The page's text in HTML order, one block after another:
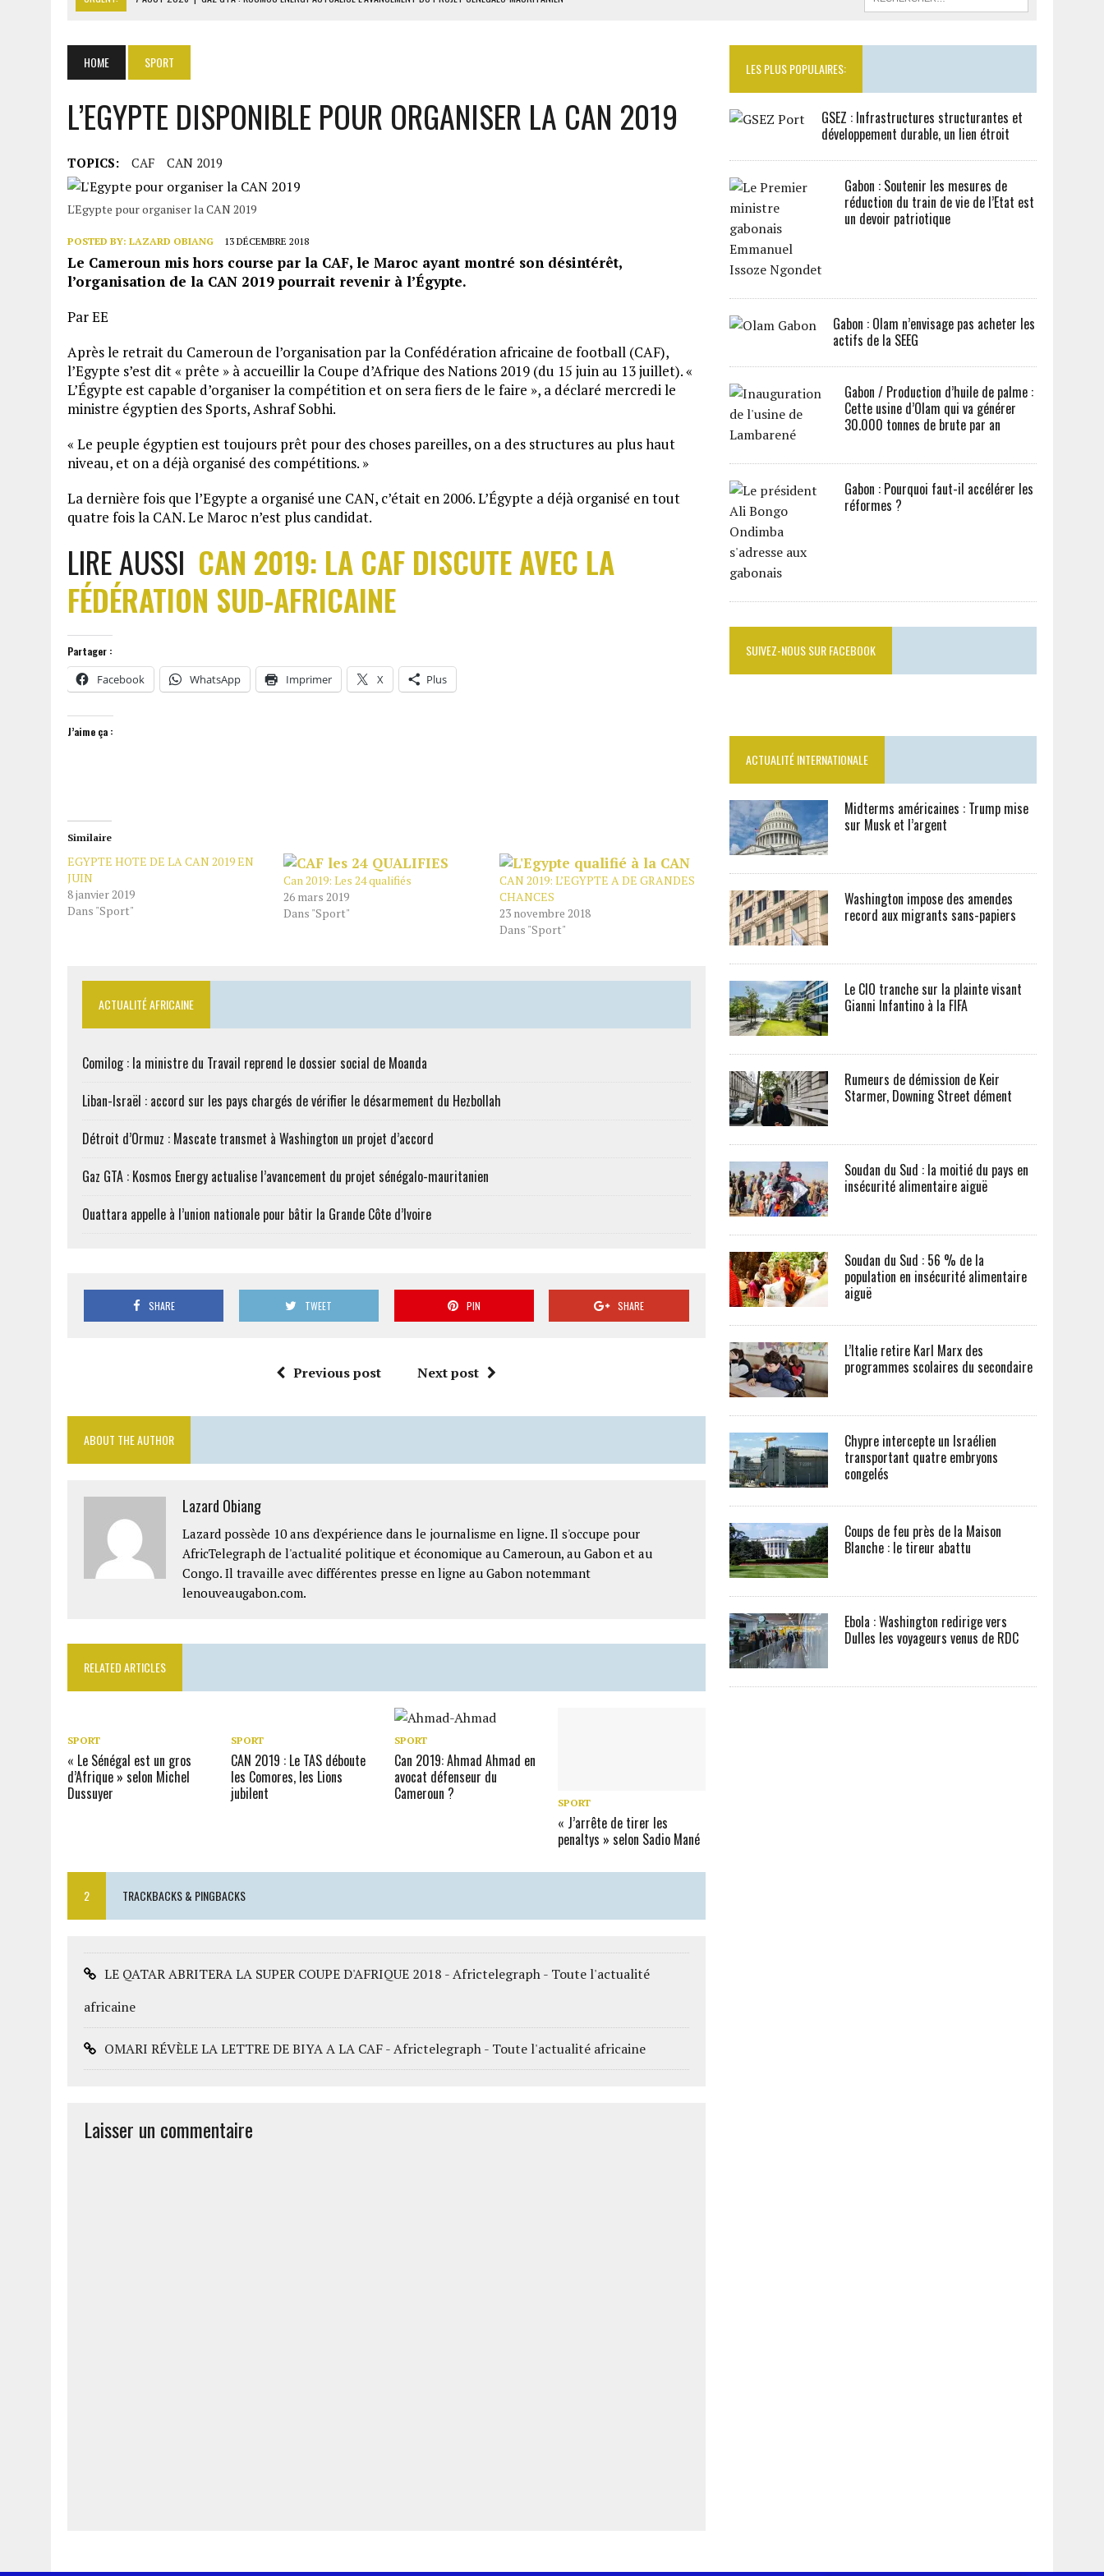
8 AOÛT 2026 | LIBAN-ISRAËL : ACCORD SUR LES PAYS CHARGÉS DE VÉRIFIER LE DÉSARMEMENT DU HEZBOLLAH
8 AOÛT 2026 | DÉTROIT D’ORMUZ : MASCATE TRANSMET À WASHINGTON UN PROJET D’ACCORD
HOME SPORT
L’EGYPTE DISPONIBLE POUR ORGANISER LA CAN 2019
TOPICS: CAF CAN 2019
L'Egypte pour organiser la CAN 2019
POSTED BY: LAZARD OBIANG 13 DÉCEMBRE 2018
Le Cameroun mis hors course par la CAF, le Maroc ayant montré son désintérêt,
l’organisation de la CAN 2019 pourrait revenir à l’Égypte.
Par EE
Après le retrait du Cameroun de l’organisation par la Confédération africaine de football (CAF),
l’Egypte s’est dit « prête » à accueillir la Coupe d’Afrique des Nations 2019 (du 15 juin au 13 juillet). «
L’Égypte est capable d’organiser la compétition et on sera fiers de le faire », a déclaré mercredi le
ministre égyptien des Sports, Ashraf Sobhi.
« Le peuple égyptien est toujours prêt pour des choses pareilles, on a des structures au plus haut
niveau, et on a déjà organisé des compétitions. »
La dernière fois que l’Egypte a organisé une CAN, c’était en 2006. L’Égypte a déjà organisé en tout
quatre fois la CAN. Le Maroc n’est plus candidat.
LIRE AUSSI CAN 2019: LA CAF DISCUTE AVEC LA
FÉDÉRATION SUD-AFRICAINE
Partager :
Facebook WhatsApp Imprimer X Plus
J’aime ça :
Similaire
EGYPTE HOTE DE LA CAN 2019 EN
JUIN
8 janvier 2019
Dans "Sport"
Can 2019: Les 24 qualifiés
26 mars 2019
Dans "Sport"
CAN 2019: L’EGYPTE A DE GRANDES
CHANCES
23 novembre 2018
Dans "Sport"
ACTUALITÉ AFRICAINE
Comilog : la ministre du Travail reprend le dossier social de Moanda
Liban-Israël : accord sur les pays chargés de vérifier le désarmement du Hezbollah
Détroit d’Ormuz : Mascate transmet à Washington un projet d’accord
Gaz GTA : Kosmos Energy actualise l’avancement du projet sénégalo-mauritanien
Ouattara appelle à l’union nationale pour bâtir la Grande Côte d’Ivoire
SHARE TWEET PIN SHARE
Previous post Next post
ABOUT THE AUTHOR
Lazard Obiang
Lazard possède 10 ans d'expérience dans le journalisme en ligne. Il s'occupe pour
AfricTelegraph de l'actualité politique et économique au Cameroun, au Gabon et au
Congo. Il travaille avec différentes presse en ligne au Gabon notemmant
lenouveaugabon.com.
RELATED ARTICLES
SPORT
« Le Sénégal est un gros
d’Afrique » selon Michel
Dussuyer
SPORT
CAN 2019 : Le TAS déboute
les Comores, les Lions
jubilent
SPORT
Can 2019: Ahmad Ahmad en
avocat défenseur du
Cameroun ?
SPORT
« J’arrête de tirer les
penaltys » selon Sadio Mané
2 TRACKBACKS & PINGBACKS
LE QATAR ABRITERA LA SUPER COUPE D'AFRIQUE 2018 - Africtelegraph - Toute l'actualité
africaine
OMARI RÉVÈLE LA LETTRE DE BIYA A LA CAF - Africtelegraph - Toute l'actualité africaine
Laisser un commentaire
LES PLUS POPULAIRES:
GSEZ : Infrastructures structurantes et
développement durable, un lien étroit
Gabon : Soutenir les mesures de
réduction du train de vie de l’Etat est
un devoir patriotique
Gabon : Olam n’envisage pas acheter les
actifs de la SEEG
Gabon / Production d’huile de palme :
Cette usine d’Olam qui va générer
30.000 tonnes de brute par an
Gabon : Pourquoi faut-il accélérer les
réformes ?
SUIVEZ-NOUS SUR FACEBOOK
ACTUALITÉ INTERNATIONALE
Midterms américaines : Trump mise
sur Musk et l’argent
Washington impose des amendes
record aux migrants sans-papiers
Le CIO tranche sur la plainte visant
Gianni Infantino à la FIFA
Rumeurs de démission de Keir
Starmer, Downing Street dément
Soudan du Sud : la moitié du pays en
insécurité alimentaire aiguë
Soudan du Sud : 56 % de la
population en insécurité alimentaire
aiguë
L’Italie retire Karl Marx des
programmes scolaires du secondaire
Chypre intercepte un Israélien
transportant quatre embryons
congelés
Coups de feu près de la Maison
Blanche : le tireur abattu
Ebola : Washington redirige vers
Dulles les voyageurs venus de RDC